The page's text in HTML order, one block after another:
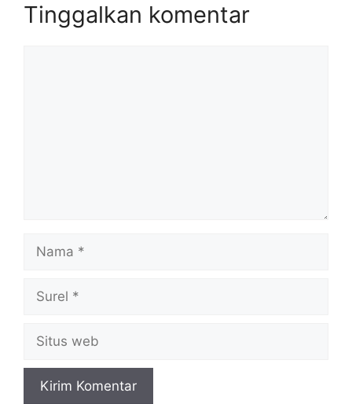
Tinggalkan komentar
Nama
Surel
Situs
web